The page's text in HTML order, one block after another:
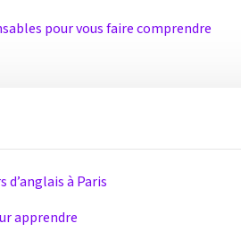
pour vous faire comprendre
à Paris
apprendre